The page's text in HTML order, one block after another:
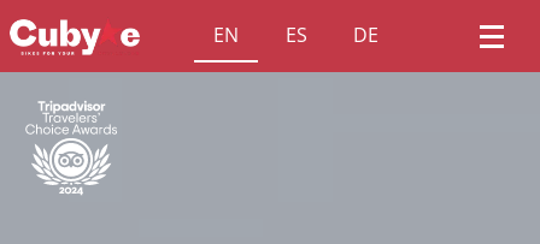
EN ES DE